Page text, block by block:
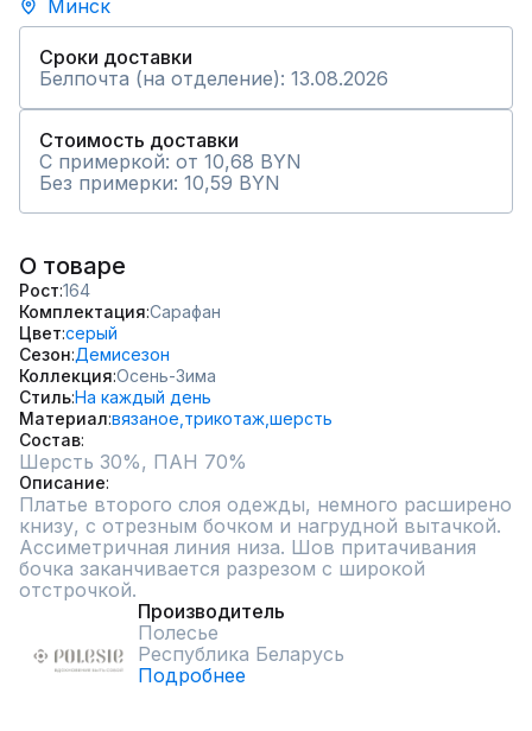
Минск
Сроки доставки
Белпочта (на отделение): 13.08.2026
Стоимость доставки
С примеркой: от 10,68 BYN
Без примерки: 10,59 BYN
О товаре
Рост 164
Комплектация Сарафан
Цвет серый
Сезон Демисезон
Коллекция Осень-Зима
СтильНа каждый день
Материал вязаное, трикотаж, шерсть
Состав
Описание
Платье второго слоя одежды, немного расширено
книзу, с отрезным бочком и нагрудной вытачкой.
Ассиметричная линия низа. Шов притачивания
бочка заканчивается разрезом с широкой
отстрочкой.
Производитель
Полесье
Республика Беларусь
Подробнее